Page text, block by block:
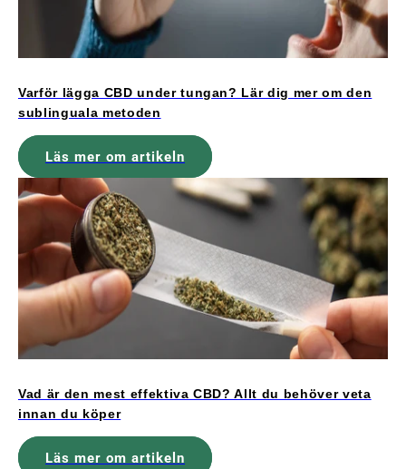
Varför lägga CBD under tungan? Lär dig mer om den
sublinguala metoden
Läs mer om artikeln
Vad är den mest effektiva CBD? Allt du behöver veta
innan du köper
Läs mer om artikeln